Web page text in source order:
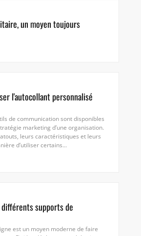
un moyen toujours
l'autocollant personnalisé
de communication sont disponibles
marketing d’une organisation.
leurs caractéristiques et leurs
d’utiliser certains...
supports de
est un moyen moderne de faire